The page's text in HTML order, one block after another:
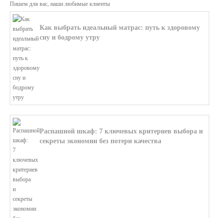
Пишем для вас, наши любимые клиенты
Как выбрать идеальный матрас: путь к здоровому
сну и бодрому утру
Распашной шкаф: 7 ключевых критериев выбора и
секреты экономии без потери качества